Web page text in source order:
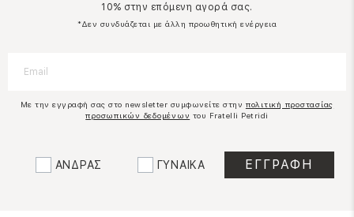
10% στην επόμενη αγορά σας.
*Δεν συνδυάζεται με άλλη προωθητική ενέργεια
Με την εγγραφή σας στο newsletter συμφωνείτε στην πολιτική προστασίας
προσωπικών δεδομένων του Fratelli Petridi
ΑΝΔΡΑΣ ΓΥΝΑΙΚΑ